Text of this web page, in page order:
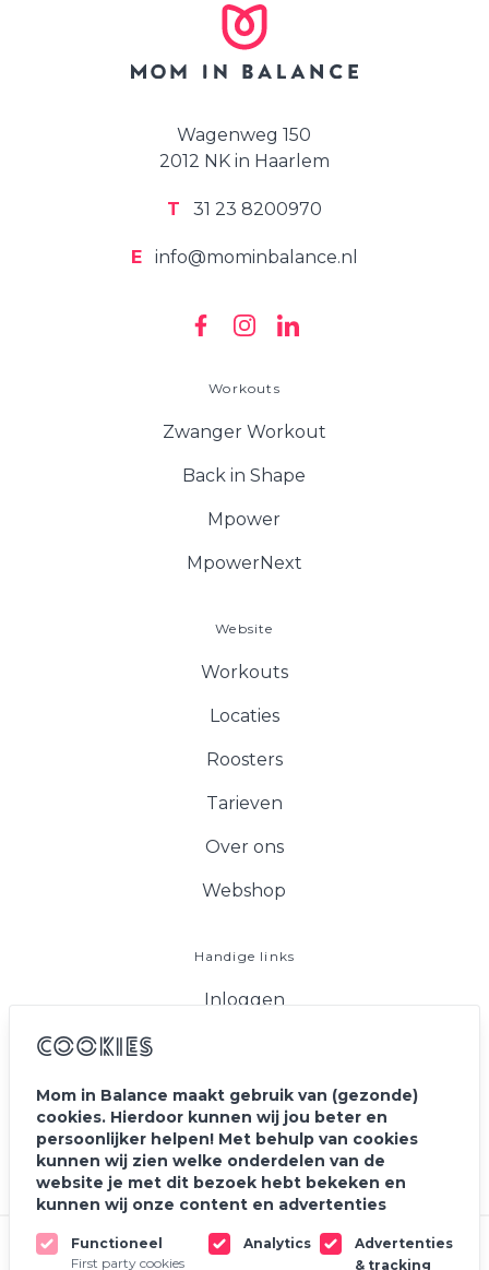
Cookies
Mom in Balance maakt gebruik van (gezonde)
cookies. Hierdoor kunnen wij jou beter en
persoonlijker helpen! Met behulp van cookies
kunnen wij zien welke onderdelen van de
website je met dit bezoek hebt bekeken en
kunnen wij onze content en advertenties
onze partners voor social media, adverteren en
Functioneel
First party cookies
Analytics
Advertenties
& tracking
Wagenweg 150
2012 NK in Haarlem
T 31 23 8200970
E info@mominbalance.nl
Workouts
Zwanger Workout
Back in Shape
Mpower
MpowerNext
Website
Workouts
Locaties
Roosters
Tarieven
Over ons
Webshop
Handige links
Inloggen
Vacatures
Blog
Contact
© 2020 - 2026 Mom In Balance